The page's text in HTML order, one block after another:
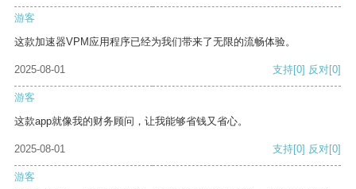
游客
这款加速器VPM应用程序已经为我们带来了无限的流畅体验。
2025-08-01 支持[0] 反对[0]
游客
这款app就像我的财务顾问，让我能够省钱又省心。
2025-08-01 支持[0] 反对[0]
游客